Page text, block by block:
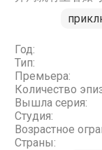
Год:
Тип:
Премьера:
Количество
Вышла серия:
Студия:
Возрастное
Страны: